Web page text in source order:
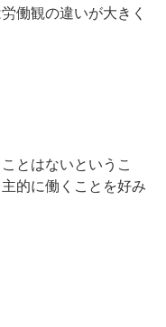
働観の違いが大きく
とはないというこ
的に働くことを好み